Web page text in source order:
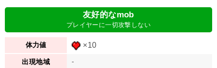
友好的なmob
プレイヤーに一切攻撃しない
体力値 ×10
出現地域 -